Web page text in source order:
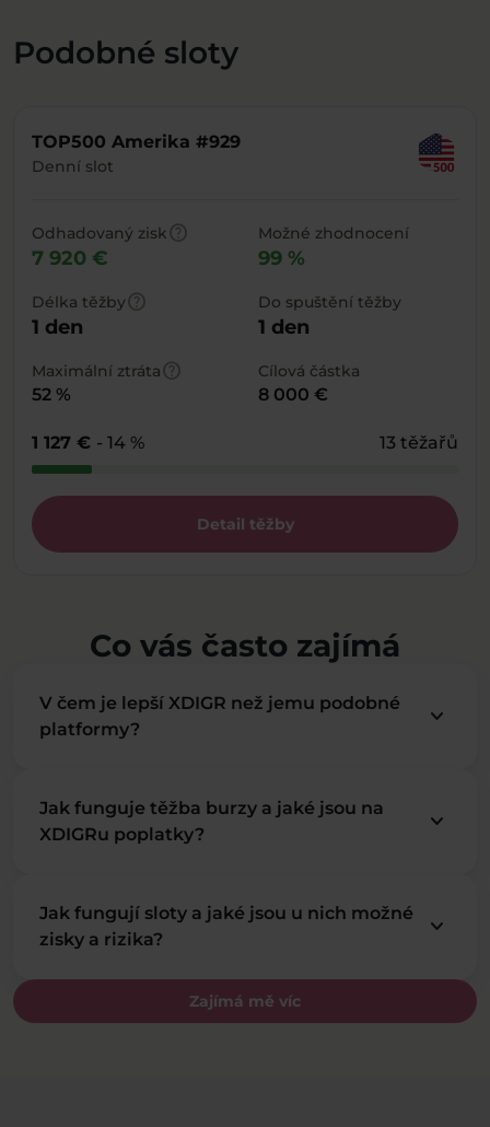
Podobné sloty
TOP500 Amerika #929
Denní slot
Odhadovaný ziskhelp
7 920 €
Možné zhodnocení
99 %
Délka těžbyhelp
1 den
Do spuštění těžby
1 den
Maximální ztrátahelp
52 %
Cílová částka
8 000 €
1 127 € - 14 % 13 těžařů
Detail těžby
Co vás často zajímá
Zajímá mě víc
V čem je lepší XDIGR než jemu podobné
platformy?
keyboard_arrow_down
Jak funguje těžba burzy a jaké jsou na
XDIGRu poplatky?
keyboard_arrow_down
Jak fungují sloty a jaké jsou u nich možné
zisky a rizika?
keyboard_arrow_down